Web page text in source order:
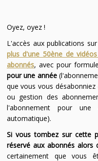
Oyez, oyez !
L'accès aux publications
plus d'une 50ène de
abonnés, avec pour
pour une année
que vous vous
ou gestion des
l'abonnement pour une
automatique).
Si vous tombez sur cette
réservé aux abonnés alors
certainement que vous